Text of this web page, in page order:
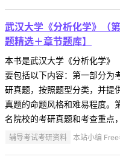
武汉大学《分析化学》（
题精选＋章节题库】
本书是武汉大学《分析化学》
要包括以下内容：第一部分为
研真题，按照题型分类，并提
真题的命题风格和难易程度。
名院校的考研真题和考查重点
辅导考试考研资料 本站小编